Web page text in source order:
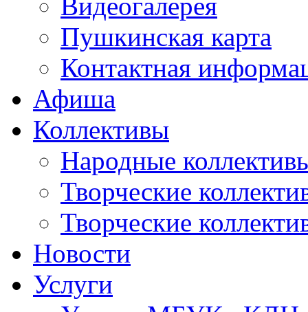
Видеогалерея
Пушкинская карта
Контактная
Афиша
Коллективы
Народные
Творческие
Творческие
Новости
Услуги